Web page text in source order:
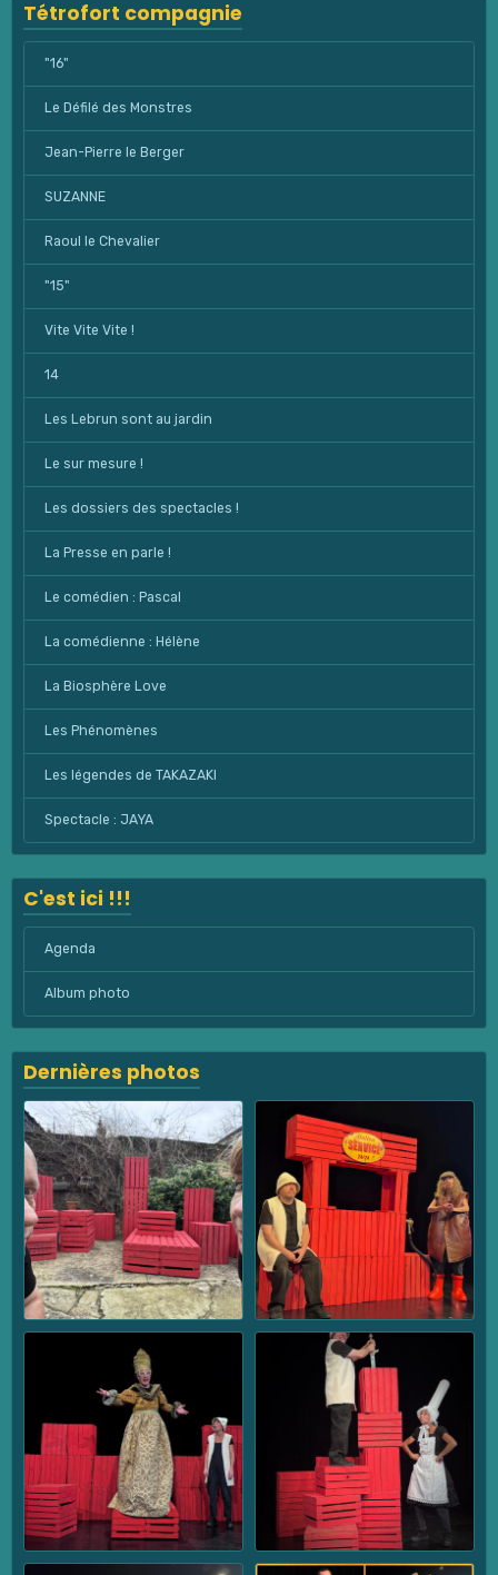
Tétrofort compagnie
"16"
Le Défilé des Monstres
Jean-Pierre le Berger
SUZANNE
Raoul le Chevalier
"15"
Vite Vite Vite !
14
Les Lebrun sont au jardin
Le sur mesure !
Les dossiers des spectacles !
La Presse en parle !
Le comédien : Pascal
La comédienne : Hélène
La Biosphère Love
Les Phénomènes
Les légendes de TAKAZAKI
Spectacle : JAYA
C'est ici !!!
Agenda
Album photo
Dernières photos